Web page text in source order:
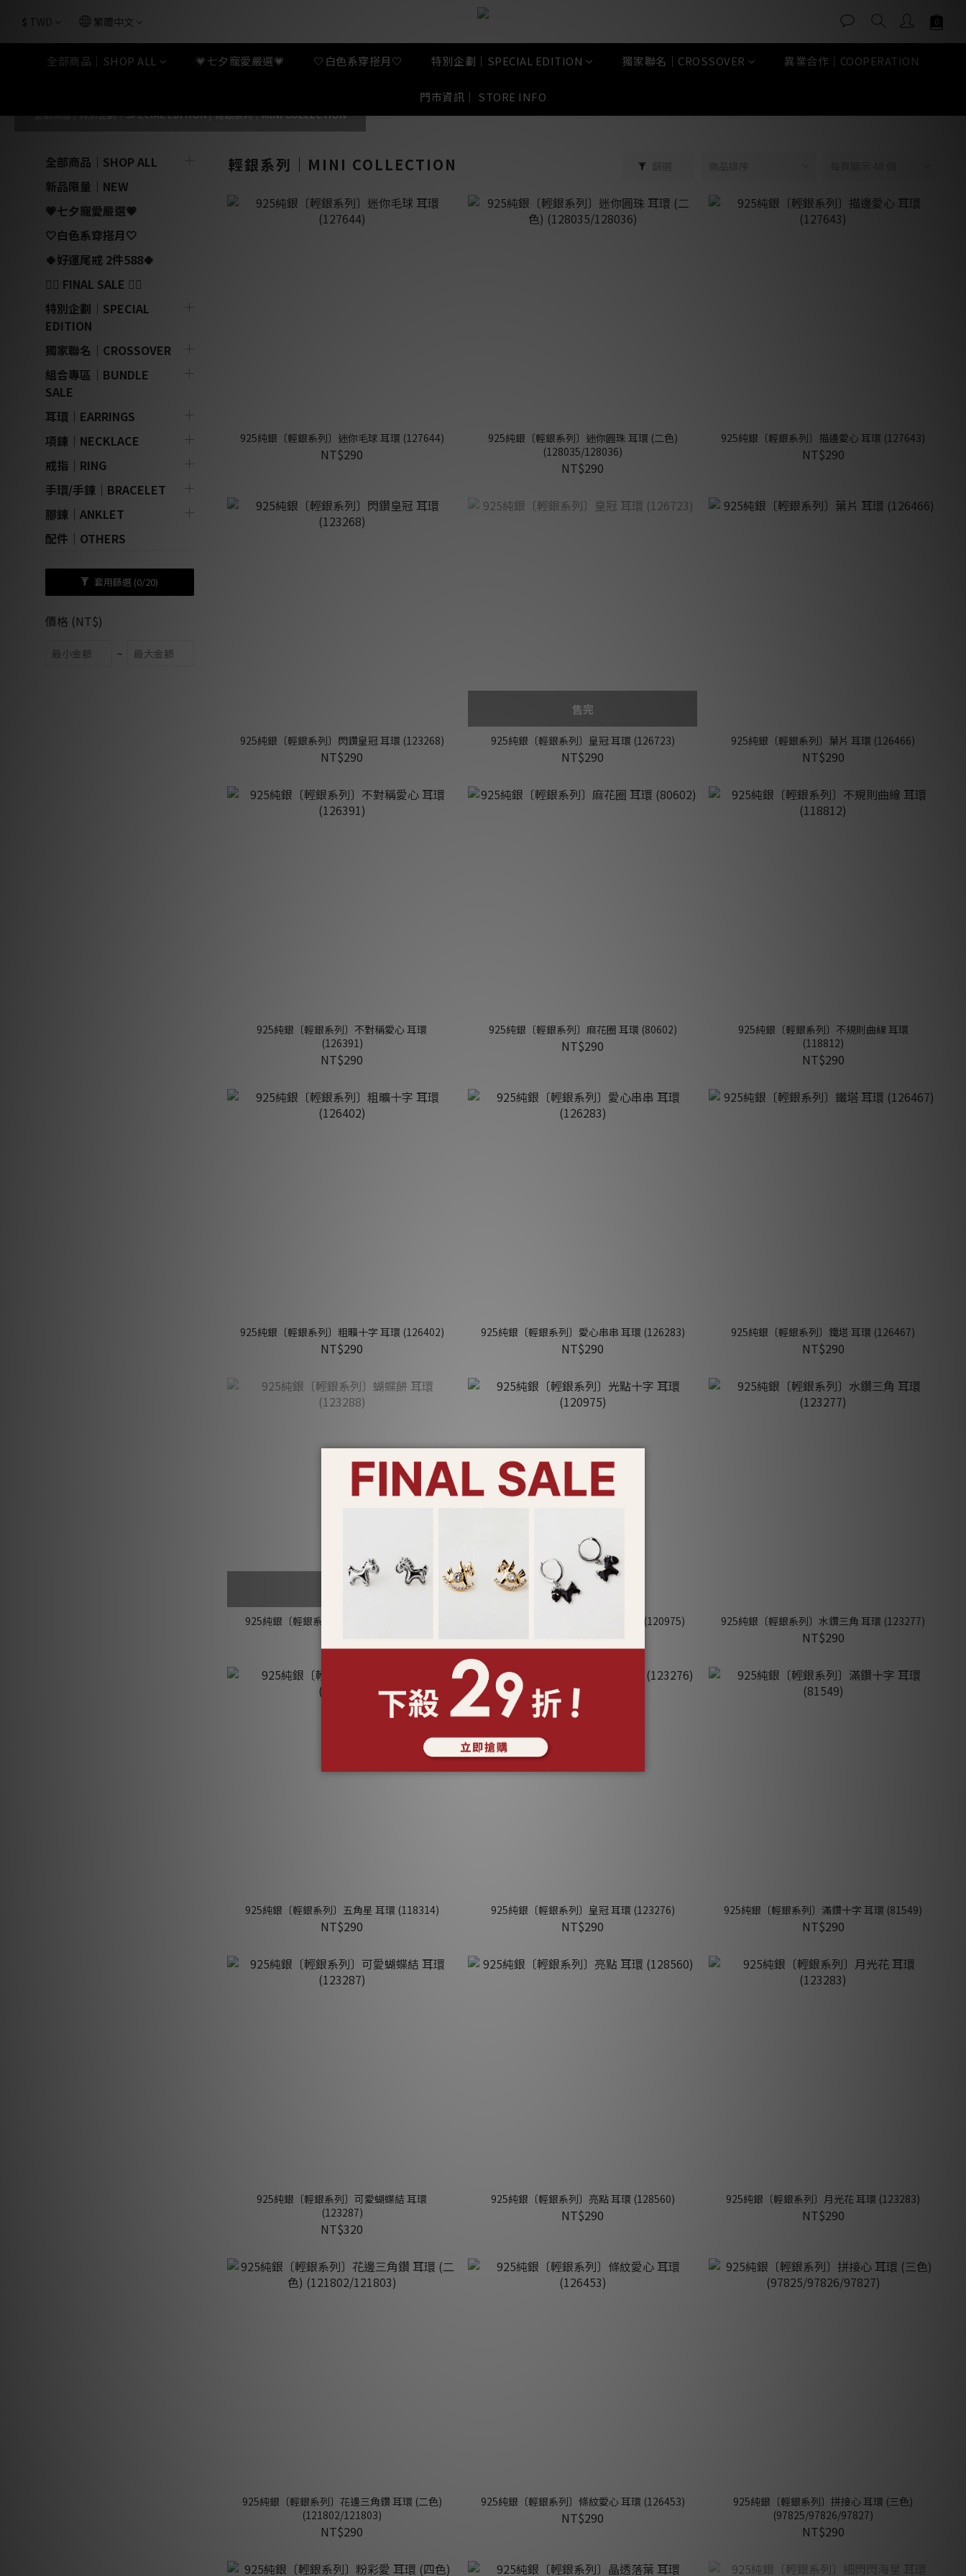
$ TWD 繁體中文
全部商品｜SHOP ALL 💗七夕寵愛嚴選💗 🤍白色系穿搭月🤍 特別企劃｜SPECIAL EDITION 獨家聯名｜CROSSOVER 異業合作｜COOPERATION
門市資訊｜ STORE INFO
全部商品/特別企劃｜SPECIAL EDITION/輕銀系列｜MINI COLLECTION
全部商品｜SHOP ALL
新品限量｜NEW
💗七夕寵愛嚴選💗
🤍白色系穿搭月🤍
🍀好運尾戒 2件588🍀
❤️‍🔥 FINAL SALE ❤️‍🔥
特別企劃｜SPECIAL
EDITION
獨家聯名｜CROSSOVER
組合專區｜BUNDLE
SALE
耳環｜EARRINGS
項鍊｜NECKLACE
戒指｜RING
手環/手鍊｜BRACELET
腳鍊｜ANKLET
配件｜OTHERS
套用篩選 (0/20)
價格 (NT$)
~
輕銀系列｜MINI COLLECTION 篩選
925純銀〔輕銀系列〕迷你毛球 耳環 (127644)
NT$290
925純銀〔輕銀系列〕迷你圓珠 耳環 (二色)
(128035/128036)
NT$290
925純銀〔輕銀系列〕描邊愛心 耳環 (127643)
NT$290
925純銀〔輕銀系列〕閃鑽皇冠 耳環 (123268)
NT$290
售完
925純銀〔輕銀系列〕皇冠 耳環 (126723)
NT$290
925純銀〔輕銀系列〕葉片 耳環 (126466)
NT$290
925純銀〔輕銀系列〕不對稱愛心 耳環
(126391)
NT$290
925純銀〔輕銀系列〕麻花圈 耳環 (80602)
NT$290
925純銀〔輕銀系列〕不規則曲線 耳環
(118812)
NT$290
925純銀〔輕銀系列〕粗曠十字 耳環 (126402)
NT$290
925純銀〔輕銀系列〕愛心串串 耳環 (126283)
NT$290
925純銀〔輕銀系列〕鐵塔 耳環 (126467)
NT$290
售完
925純銀〔輕銀系列〕蝴蝶餅 耳環 (123288) 925純銀〔輕銀系列〕光點十字 耳環 (120975) 925純銀〔輕銀系列〕水鑽三角 耳環 (123277)
NT$290
925純銀〔輕銀系列〕五角星 耳環 (118314)
NT$290
925純銀〔輕銀系列〕皇冠 耳環 (123276)
NT$290
925純銀〔輕銀系列〕滿鑽十字 耳環 (81549)
NT$290
925純銀〔輕銀系列〕可愛蝴蝶結 耳環
(123287)
NT$320
925純銀〔輕銀系列〕亮點 耳環 (128560)
NT$290
925純銀〔輕銀系列〕月光花 耳環 (123283)
NT$290
925純銀〔輕銀系列〕花邊三角鑽 耳環 (二色)
(121802/121803)
NT$290
925純銀〔輕銀系列〕條紋愛心 耳環 (126453)
NT$290
925純銀〔輕銀系列〕拼接心 耳環 (三色)
(97825/97826/97827)
NT$290